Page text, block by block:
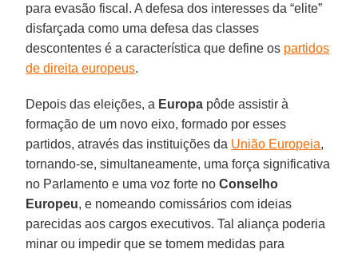
para evasão fiscal. A defesa dos interesses da “elite”
disfarçada como uma defesa das classes
descontentes é a característica que define os partidos
de direita europeus.
Depois das eleições, a Europa pôde assistir à
formação de um novo eixo, formado por esses
partidos, através das instituições da União Europeia,
tornando-se, simultaneamente, uma força significativa
no Parlamento e uma voz forte noConselho
Europeu, e nomeando comissários com ideias
parecidas aos cargos executivos. Tal aliança poderia
minar ou impedir que se tomem medidas para